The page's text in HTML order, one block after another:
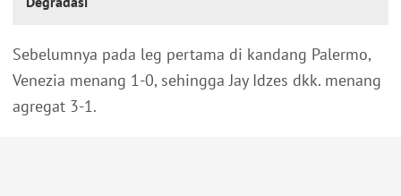
Sebelumnya pada leg pertama di kandang Palermo,
Venezia menang 1-0, sehingga Jay Idzes dkk. menang
agregat 3-1.